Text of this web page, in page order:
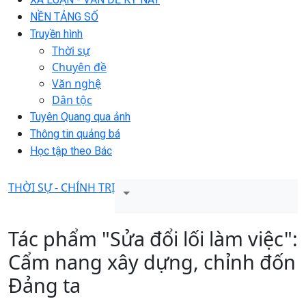
NỀN TẢNG SỐ
Truyền hình
Thời sự
Chuyên đề
Văn nghệ
Dân tộc
Tuyên Quang qua ảnh
Thông tin quảng bá
Học tập theo Bác
THỜI SỰ - CHÍNH TRỊ
Tác phẩm "Sửa đổi lối làm việc":
Cẩm nang xây dựng, chỉnh đốn
Ðảng ta